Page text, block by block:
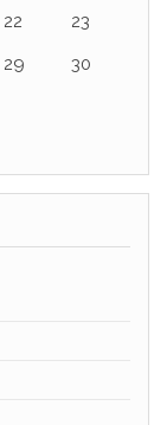
22
23
29
30